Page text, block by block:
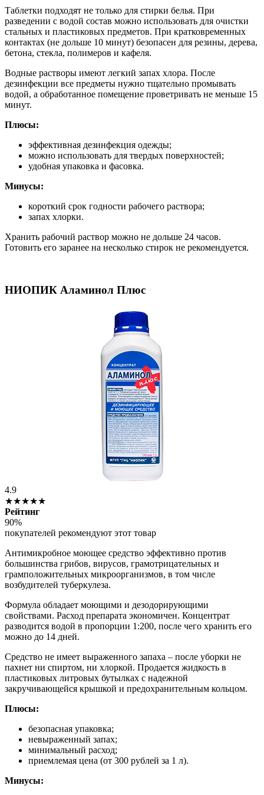
Таблетки подходят не только для стирки белья. При
разведении с водой состав можно использовать для очистки
стальных и пластиковых предметов. При кратковременных
контактах (не дольше 10 минут) безопасен для резины, дерева,
бетона, стекла, полимеров и кафеля.
Водные растворы имеют легкий запах хлора. После
дезинфекции все предметы нужно тщательно промывать
водой, а обработанное помещение проветривать не меньше 15
минут.
Плюсы:
эффективная дезинфекция одежды;
можно использовать для твердых поверхностей;
удобная упаковка и фасовка.
Минусы:
короткий срок годности рабочего раствора;
запах хлорки.
Хранить рабочий раствор можно не дольше 24 часов.
Готовить его заранее на несколько стирок не рекомендуется.
НИОПИК Аламинол Плюс
4.9
★★★★★
Рейтинг
90%
покупателей рекомендуют этот товар
Антимикробное моющее средство эффективно против
большинства грибов, вирусов, грамотрицательных и
грамположительных микроорганизмов, в том числе
возбудителей туберкулеза.
Формула обладает моющими и дезодорирующими
свойствами. Расход препарата экономичен. Концентрат
разводится водой в пропорции 1:200, после чего хранить его
можно до 14 дней.
Средство не имеет выраженного запаха – после уборки не
пахнет ни спиртом, ни хлоркой. Продается жидкость в
пластиковых литровых бутылках с надежной
закручивающейся крышкой и предохранительным кольцом.
Плюсы:
безопасная упаковка;
невыраженный запах;
минимальный расход;
приемлемая цена (от 300 рублей за 1 л).
Минусы: